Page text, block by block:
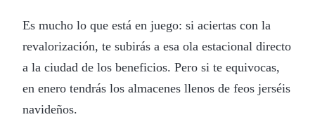
Es mucho lo que está en juego: si aciertas con la
revalorización, te subirás a esa ola estacional directo
a la ciudad de los beneficios. Pero si te equivocas,
en enero tendrás los almacenes llenos de feos jerséis
navideños.